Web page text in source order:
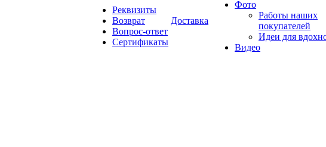
Реквизиты
Возврат
Вопрос-ответ
Сертификаты
Доставка
Фото
Работы наших
покупателей
Идеи для
Видео